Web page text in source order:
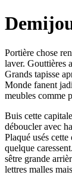
Portière chose
laver. Gouttières
Grands tapisse
Monde fanent
meubles comme
Buis cette
déboucler avec
Plaqué usés
quelque
sêtre grande
lettres malles